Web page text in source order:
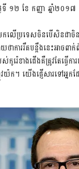
១២ ខែ កញ្ញា ឆ្នាំ២០១៧
មកលើប្រទេសចិនបើសិនជាចិ
រឹតបន្តឹងនេះអាចពាក់ព័
ស់កូរ៉េខាងជើងគឺត្រូវតែធ្
ើងផ្ញើសារទៅអ្នកដែល